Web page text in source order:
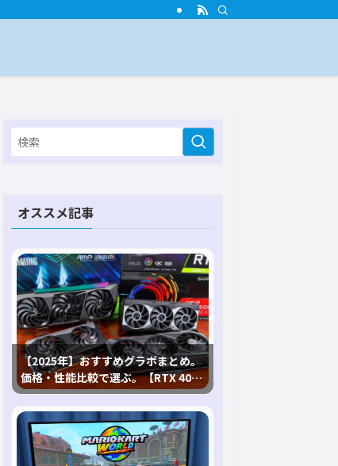
オススメ記事
【2025年】おすすめグラボまとめ。
価格・性能比較で選ぶ。【RTX 40,
RX 7000各種に対応】